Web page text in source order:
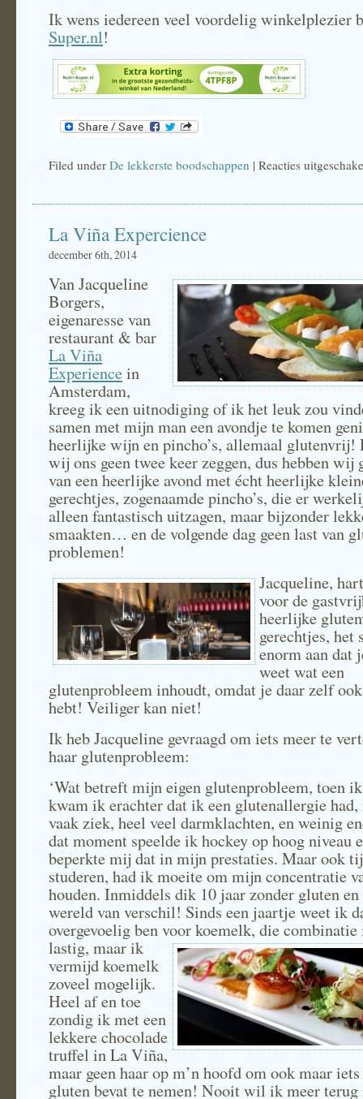
Ik wens iedereen veel voordelig winkelplezier
Super.nl!
Filed under De lekkerste boodschappen | Reacties
La Viña Expercience
december 6th, 2014
Van Jacqueline
Borgers,
eigenaresse van
restaurant & bar
La Viña
Experiencein
Amsterdam,
kreeg ik een uitnodiging of ik het leuk zou
samen met mijn man een avondje te komen
heerlijke wijn en pincho’s, allemaal glutenvrij!
wij ons geen twee keer zeggen, dus hebben wij
van een heerlijke avond met écht heerlijke
gerechtjes, zogenaamde pincho’s, die er
alleen fantastisch uitzagen, maar bijzonder
smaakten… en de volgende dag geen last van
problemen!
Jacqueline,
voor de
heerlijke
gerechtjes, het
enorm aan dat
weet wat een
glutenprobleem inhoudt, omdat je daar zelf
hebt! Veiliger kan niet!
Ik heb Jacqueline gevraagd om iets meer te
haar glutenprobleem:
‘Wat betreft mijn eigen glutenprobleem, toen
kwam ik erachter dat ik een glutenallergie
vaak ziek, heel veel darmklachten, en weinig
dat moment speelde ik hockey op hoog niveau
beperkte mij dat in mijn prestaties. Maar ook
studeren, had ik moeite om mijn concentratie
houden. Inmiddels dik 10 jaar zonder gluten en
wereld van verschil! Sinds een jaartje weet ik
overgevoelig ben voor koemelk, die combinatie
lastig, maar ik
vermijd koemelk
zoveel mogelijk.
Heel af en toe
zondig ik met een
lekkere chocolade
truffel in La Viña,
maar geen haar op m’n hoofd om ook maar
gluten bevat te nemen! Nooit wil ik meer terug